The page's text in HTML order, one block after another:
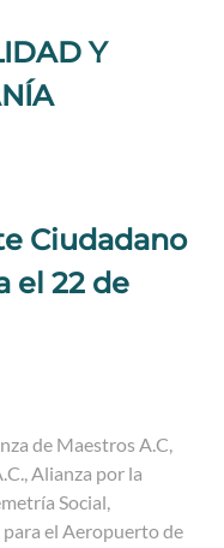
Y
Ciudadano
el 22 de
de Maestros A.C,
Alianza por la
Social,
el Aeropuerto de